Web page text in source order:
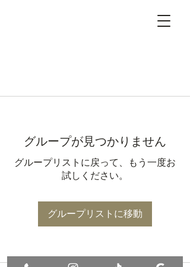
グループが見つかりません
グループリストに戻って、もう一度お
試しください。
グループリストに移動